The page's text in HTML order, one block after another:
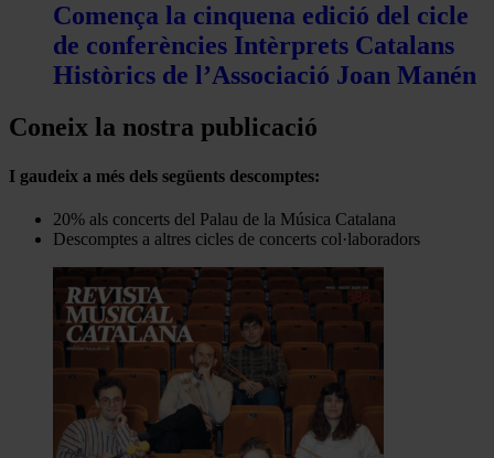
Comença la cinquena edició del cicle
de conferències Intèrprets Catalans
Històrics de l’Associació Joan Manén
Coneix la nostra publicació
I gaudeix a més dels següents descomptes:
20% als concerts del Palau de la Música Catalana
Descomptes a altres cicles de concerts col·laboradors